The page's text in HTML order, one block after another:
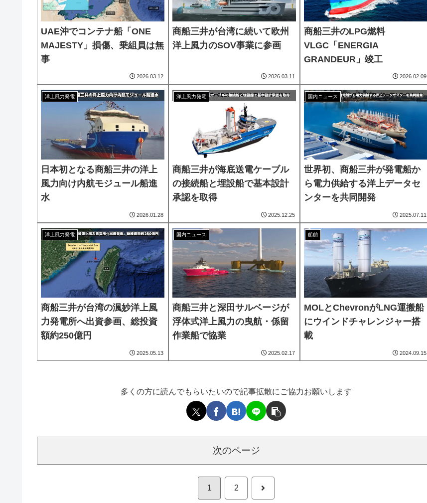
UAE沖でコンテナ船「ONE
MAJESTY」損傷、乗組員は無
事
2026.03.12
商船三井が台湾に続いて欧州
洋上風力のSOV事業に参画
2026.03.11
商船三井のLPG燃料
VLGC「ENERGIA
GRANDEUR」竣工
2026.02.09
洋上風力発電
日本初となる商船三井の洋上
風力向け内航モジュール船進
水
2026.01.28
洋上風力発電
商船三井が海底送電ケーブル
の接続船と埋設船で基本設計
承認を取得
2025.12.25
国内ニュース
世界初、商船三井が発電船か
ら電力供給する洋上データセ
ンターを共同開発
2025.07.11
洋上風力発電
商船三井が台湾の渢妙洋上風
力発電所へ出資参画、総投資
額約250億円
2025.05.13
国内ニュース
商船三井と深田サルベージが
浮体式洋上風力の曳航・係留
作業船で協業
2025.02.17
船舶
MOLとChevronがLNG運搬船
にウインドチャレンジャー搭
載
2024.09.15
多くの方に読んでもらいたいので記事拡散にご協力お願いします
次のページ
1 2 次